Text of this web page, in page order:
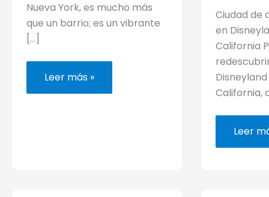
Nueva York, es mucho más
que un barrio; es un vibrante
[…]
Chinatown,
York:
Leer más »
Ciudad de
en
California
California,
Leer